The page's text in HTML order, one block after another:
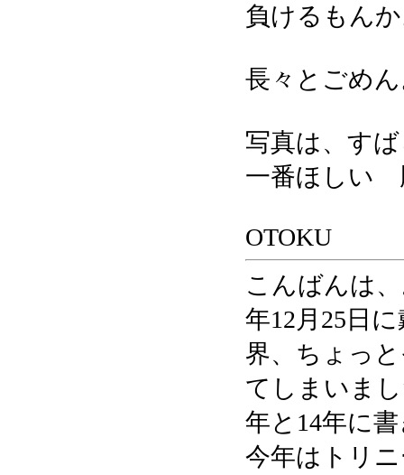
負けるもん
長々とごめ
写真は、す
一番ほしい
OTOKU
こんばんは
年12月25日
界、ちょっ
てしまいま
年と14年に
今年はトリ